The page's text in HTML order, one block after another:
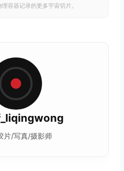
容器记录的更多宇宙切片。
_liqingwong
片/写真/摄影师